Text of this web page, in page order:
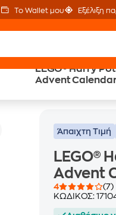
Το Wallet μου Εξέλιξη
LEGO® Harry
Advent
Άπαιχτη Τιμή
LEGO®
Advent
4
(7)
ΚΩΔΙΚΟΣ: